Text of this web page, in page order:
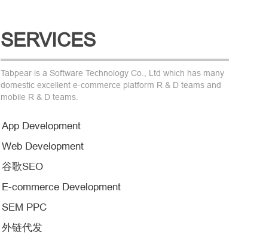
SERVICES
Tabpear is a Software Technology Co., Ltd which has many
domestic excellent e-commerce platform R & D teams and
mobile R & D teams.
App Development
Web Development
谷歌SEO
E-commerce Development
SEM PPC
外链代发